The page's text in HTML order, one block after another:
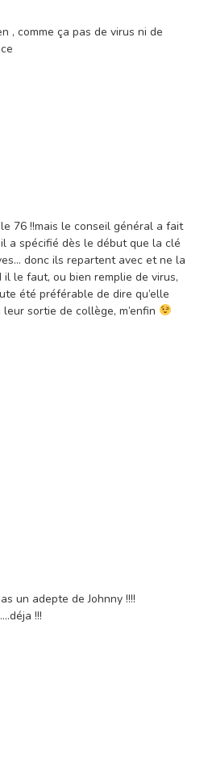
, comme ça pas de virus ni de
76 !!mais le conseil général a fait
a spécifié dès le début que la clé
donc ils repartent avec et ne la
le faut, ou bien remplie de virus,
été préférable de dire qu’elle
sortie de collège, m’enfin
un adepte de Johnny !!!!
!!!